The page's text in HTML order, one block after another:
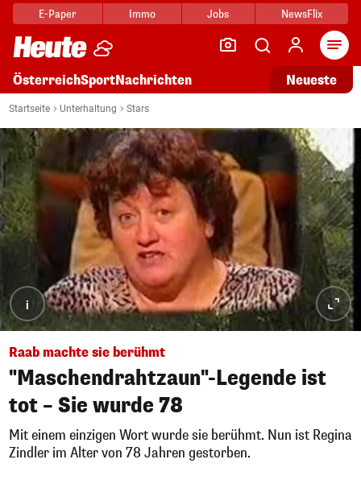
E-Paper Immo Jobs NewsFlix
ÖsterreichSportNachrichten Neueste
Startseite Unterhaltung Stars
i
Raab machte sie berühmt
"Maschendrahtzaun"-Legende ist
tot – Sie wurde 78
Mit einem einzigen Wort wurde sie berühmt. Nun ist Regina
Zindler im Alter von 78 Jahren gestorben.